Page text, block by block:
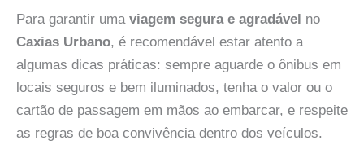
Para garantir uma viagem segura e agradável no
Caxias Urbano, é recomendável estar atento a
algumas dicas práticas: sempre aguarde o ônibus em
locais seguros e bem iluminados, tenha o valor ou o
cartão de passagem em mãos ao embarcar, e respeite
as regras de boa convivência dentro dos veículos.